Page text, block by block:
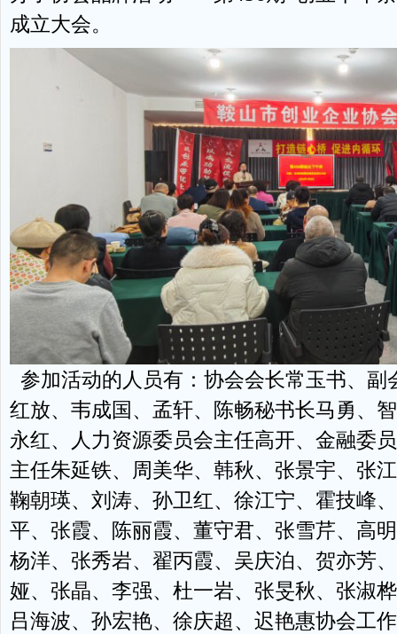
成立大会。
参加活动的人员有：协会会长常玉书、
红放、韦成国、孟轩、陈畅秘书长马勇、
永红、人力资源委员会主任高开、金融委
主任朱延铁、周美华、韩秋、张景宇、张
鞠朝瑛、刘涛、孙卫红、徐江宁、霍技峰
平、张霞、陈丽霞、董守君、张雪芹、高
杨洋、张秀岩、翟丙霞、吴庆泊、贺亦芳
娅、张晶、李强、杜一岩、张旻秋、张淑
吕海波、孙宏艳、徐庆超、迟艳惠协会工